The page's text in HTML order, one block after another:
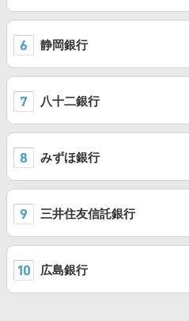
静岡銀行
八十二銀行
みずほ銀行
三井住友信託銀行
広島銀行